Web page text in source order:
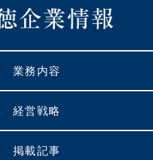
業務内容
経営戦略
掲載記事